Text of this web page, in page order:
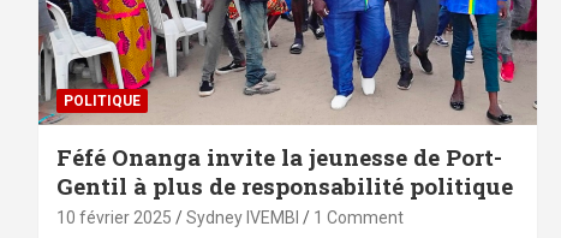
POLITIQUE
Féfé Onanga invite la jeunesse de Port-
Gentil à plus de responsabilité politique
10 février 2025 Sydney IVEMBI 1 Comment